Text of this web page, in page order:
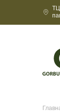
ТЦ